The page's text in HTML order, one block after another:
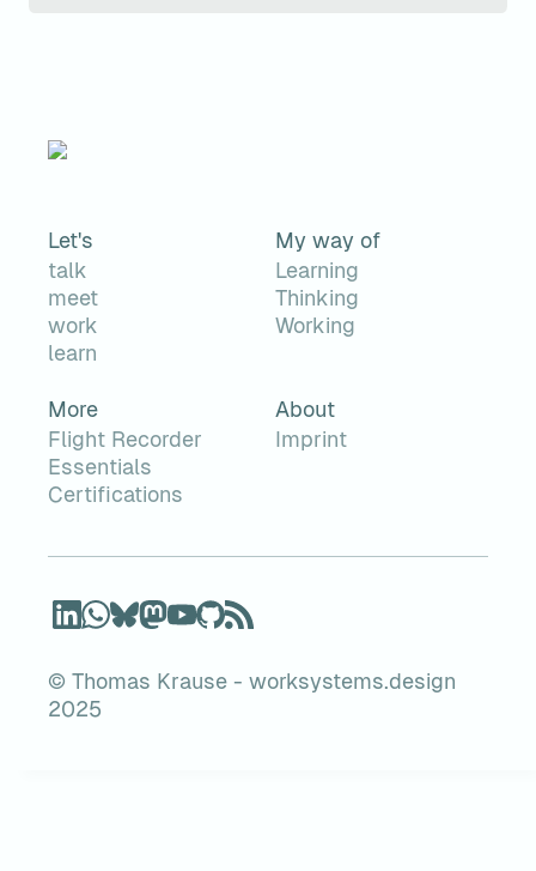
Let's
talk
meet
work
learn
My way of
Learning
Thinking
Working
More
Flight Recorder
Essentials
Certifications
About
Imprint
© Thomas Krause - worksystems.design
2025